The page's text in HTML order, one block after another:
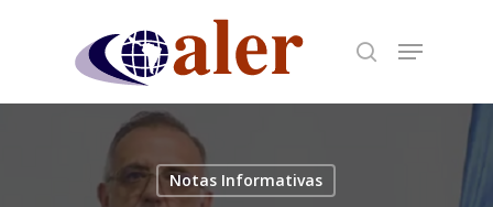
content
Notas Informativas